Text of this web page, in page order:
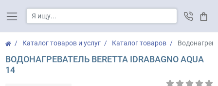
Каталог товаров и услуг Каталог товаров
ВОДОНАГРЕВАТЕЛЬ BERETTA IDRABAGNO AQUA
14